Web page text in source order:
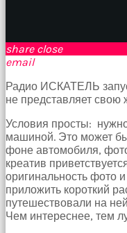
bunu
tekrar
için
sözleşiyorlar
porno
Arkadaşımın
evine
takılmaya
gittiğimde
tombul
annesinin
kıçına
share close
email
Радио ИСКАТЕЛЬ
не представляет свою
Условия просты:
машиной. Это может
фоне автомобиля,
креатив
оригинальность фото
приложить короткий
путешествовали на
Чем интереснее, тем